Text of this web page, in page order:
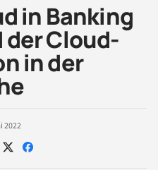
in Banking
Cloud-
in der
2022
Auf Auf